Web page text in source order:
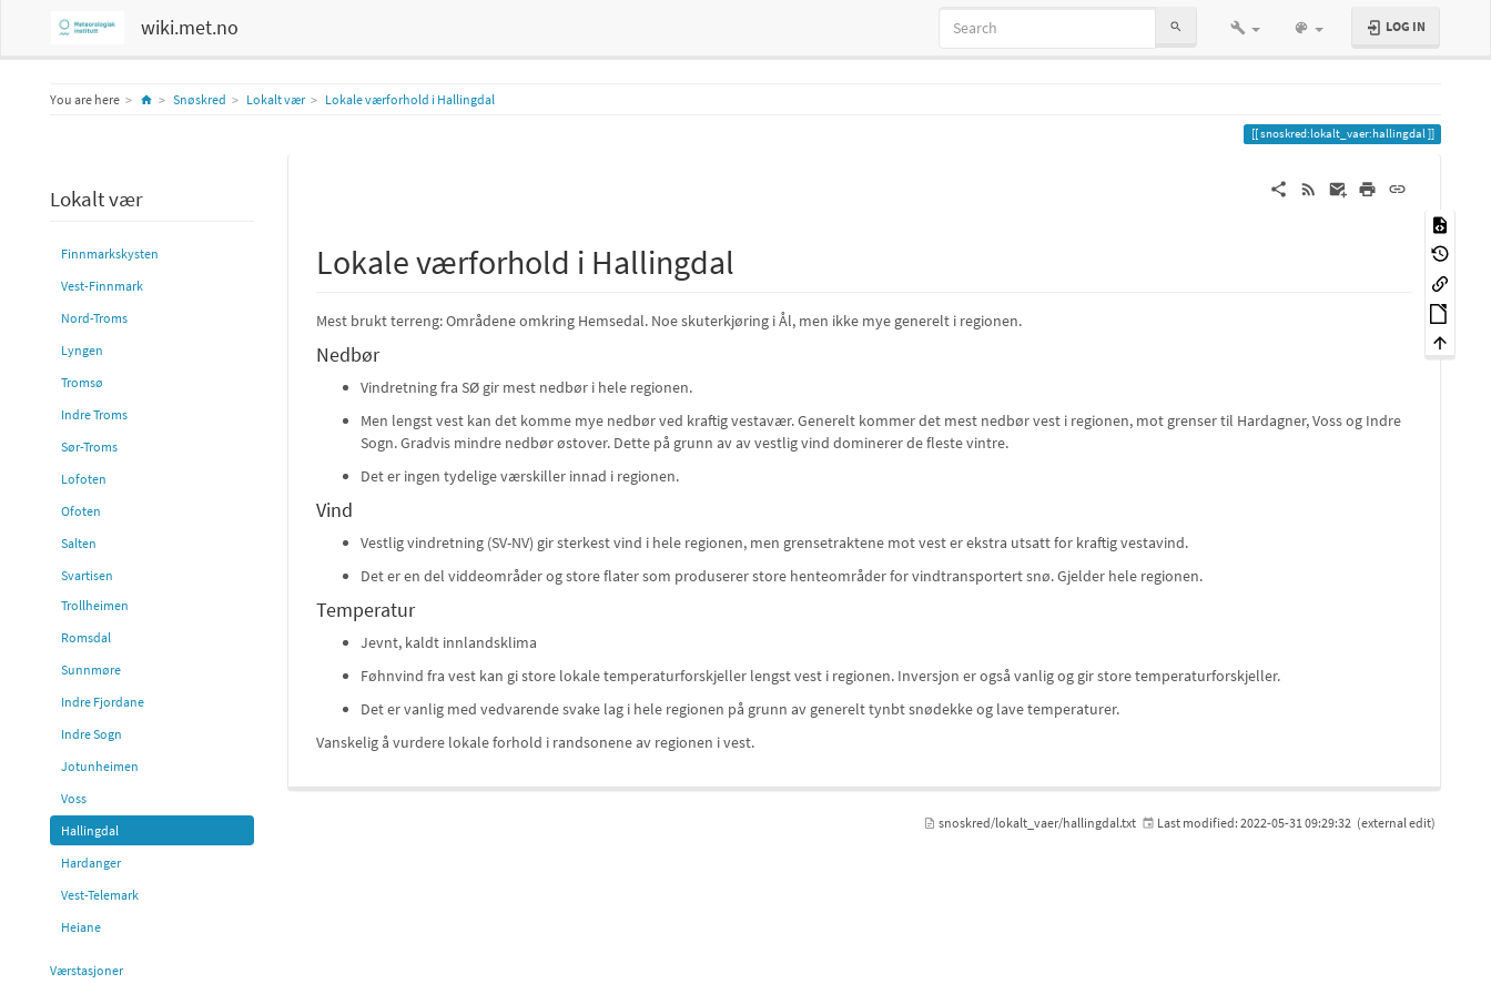
wiki.met.no LOG IN
You are here HomeSnøskred Lokalt vær Lokale værforhold i Hallingdal
snoskred:lokalt_vaer:hallingdal
Lokalt vær
Finnmarkskysten
Vest-Finnmark
Nord-Troms
Lyngen
Tromsø
Indre Troms
Sør-Troms
Lofoten
Ofoten
Salten
Svartisen
Trollheimen
Romsdal
Sunnmøre
Indre Fjordane
Indre Sogn
Jotunheimen
Voss
Hallingdal
Hardanger
Vest-Telemark
Heiane
Værstasjoner
Lokale værforhold i Hallingdal
Mest brukt terreng: Områdene omkring Hemsedal. Noe skuterkjøring i Ål, men ikke mye generelt i regionen.
Nedbør
Vindretning fra SØ gir mest nedbør i hele regionen.
Men lengst vest kan det komme mye nedbør ved kraftig vestavær. Generelt kommer det mest nedbør vest i regionen, mot grenser til Hardagner, Voss og Indre
Sogn. Gradvis mindre nedbør østover. Dette på grunn av av vestlig vind dominerer de fleste vintre.
Det er ingen tydelige værskiller innad i regionen.
Vind
Vestlig vindretning (SV-NV) gir sterkest vind i hele regionen, men grensetraktene mot vest er ekstra utsatt for kraftig vestavind.
Det er en del viddeområder og store flater som produserer store henteområder for vindtransportert snø. Gjelder hele regionen.
Temperatur
Jevnt, kaldt innlandsklima
Føhnvind fra vest kan gi store lokale temperaturforskjeller lengst vest i regionen. Inversjon er også vanlig og gir store temperaturforskjeller.
Det er vanlig med vedvarende svake lag i hele regionen på grunn av generelt tynbt snødekke og lave temperaturer.
Vanskelig å vurdere lokale forhold i randsonene av regionen i vest.
snoskred/lokalt_vaer/hallingdal.txt Last modified: 2022-05-31 09:29:32 (external edit)